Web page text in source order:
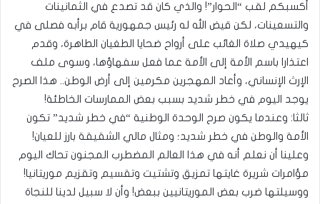
أكسبكم لقب “الحوار”! والذي كان قد تصدع في الثمانينات
والتسعينات، لكن قيض الله له رئيس جمهورية قام برأبه فصلى في
كيهيدي صلاة الغائب على أرواح ضحايا الطغيان الطاهرة، وقدم
اعتذارا باسم الأمة إلى الأمة عما فعل سفهاؤها، وسوى ملف
الإرث الإنساني، وأعاد المهجرين مكرمين إلى أرض الوطن.. هذا الصرح
يوجد اليوم في خطر شديد بسبب بعض الممارسات الخاطئة!
ثالثا: وعندما يكون صرح الوحدة الوطنية “في خطر شديد” تكون
الأمة والوطن في خطر شديد؛ ومثال مالي الشقيقة بارز للعيان!
وعلينا أن نعلم أنه في هذا العالم المضطرب المجنون تحاك اليوم
مؤامرات شريرة غايتها تمزيق وتشتيت وتقسيم وتقزيم موريتانيا!
ووسيلتها ضرب بعض الموريتانيين ببعض! وأن لا سبيل لدينا للنجاة